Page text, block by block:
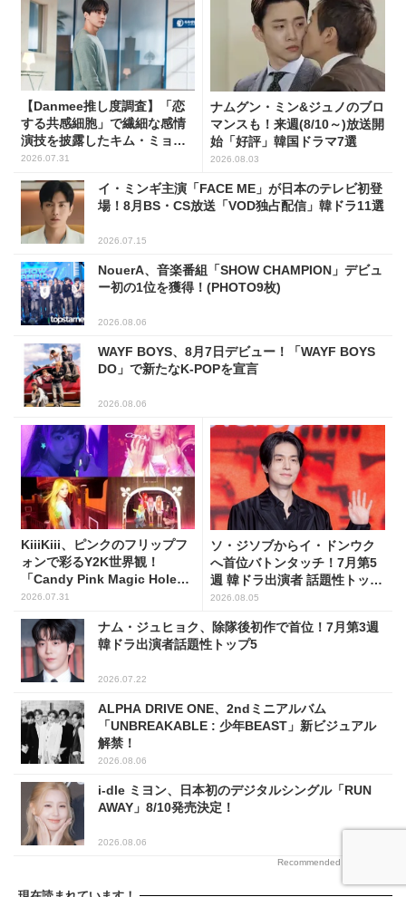
【Danmee推し度調査】「恋
する共感細胞」で繊細な感情
演技を披露したキム・ミョン
スが1位！
2026.07.31
ナムグン・ミン&ジュノのブロ
マンスも！来週(8/10～)放送開
始「好評」韓国ドラマ7選
2026.08.03
イ・ミンギ主演「FACE ME」が日本のテレビ初登
場！8月BS・CS放送「VOD独占配信」韓ドラ11選
2026.07.15
NouerA、音楽番組「SHOW CHAMPION」デビュ
ー初の1位を獲得！(PHOTO9枚)
2026.08.06
WAYF BOYS、8月7日デビュー！「WAYF BOYS
DO」で新たなK-POPを宣言
2026.08.06
KiiiKiii、ピンクのフリップフ
ォンで彩るY2K世界観！
「Candy Pink Magic Hole
Flip Phone」公開
2026.07.31
ソ・ジソブからイ・ドンウク
へ首位バトンタッチ！7月第5
週 韓ドラ出演者 話題性トップ
5
2026.08.05
ナム・ジュヒョク、除隊後初作で首位！7月第3週
韓ドラ出演者話題性トップ5
2026.07.22
ALPHA DRIVE ONE、2ndミニアルバム
「UNBREAKABLE : 少年BEAST」新ビジュアル
解禁！
2026.08.06
i-dle ミヨン、日本初のデジタルシングル「RUN
AWAY」8/10発売決定！
2026.08.06
Recommended by